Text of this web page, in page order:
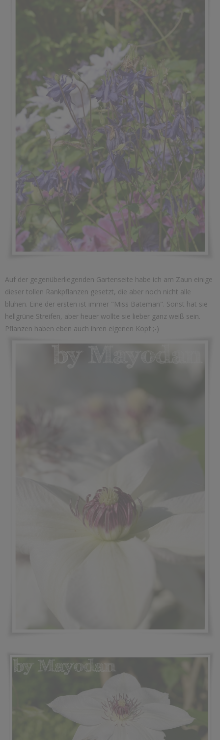
Auf der gegenüberliegenden Gartenseite habe ich am Zaun einige
dieser tollen Rankpflanzen gesetzt, die aber noch nicht alle
blühen. Eine der ersten ist immer "Miss Bateman". Sonst hat sie
hellgrüne Streifen, aber heuer wollte sie lieber ganz weiß sein.
Pflanzen haben eben auch ihren eigenen Kopf ;-)